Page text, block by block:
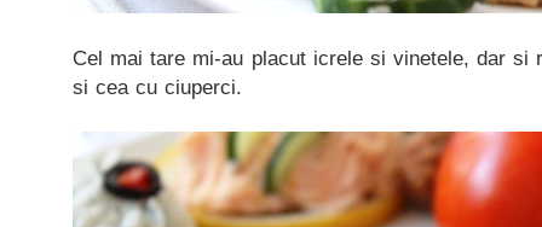
Cel mai tare mi-au placut icrele si vinetele, dar si
si cea cu ciuperci.